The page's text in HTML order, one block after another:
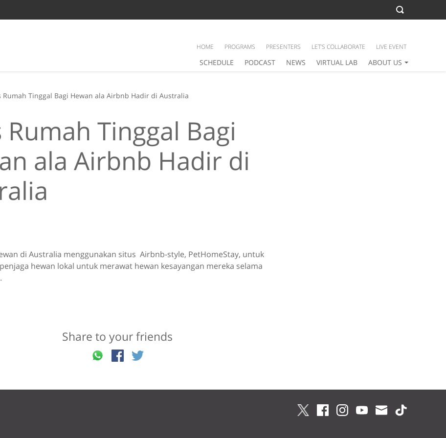
SCHEDULE PODCAST NEWS VIRTUAL LAB ABOUT US
HOME PROGRAMS PRESENTERS LET’S COLLABORATE LIVE EVENT
Rumah Tinggal Bagi Hewan ala Airbnb Hadir di Australia
Rumah Tinggal Bagi
ala Airbnb Hadir di
di Australia menggunakan situs Airbnb-style, PetHomeStay, untuk
hewan lokal untuk merawat hewan kesayangan mereka selama
Share to your friends